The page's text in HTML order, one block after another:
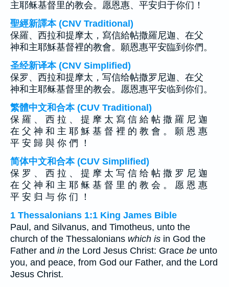
主耶稣基督里的教会。愿恩惠、平安归于你们！
聖經新譯本 (CNV Traditional)
保羅、西拉和提摩太，寫信給帖撒羅尼迦、在父
神和主耶穌基督裡的教會。願恩惠平安臨到你們。
圣经新译本 (CNV Simplified)
保罗、西拉和提摩太，写信给帖撒罗尼迦、在父
神和主耶稣基督里的教会。愿恩惠平安临到你们。
繁體中文和合本 (CUV Traditional)
保 羅 、 西 拉 、 提 摩 太 寫 信 給 帖 撒 羅 尼 迦
在 父 神 和 主 耶 穌 基 督 裡 的 教 會 。 願 恩 惠
平 安 歸 與 你 們 ！
简体中文和合本 (CUV Simplified)
保 罗 、 西 拉 、 提 摩 太 写 信 给 帖 撒 罗 尼 迦
在 父 神 和 主 耶 稣 基 督 里 的 教 会 。 愿 恩 惠
平 安 归 与 你 们 ！
1 Thessalonians 1:1 King James Bible
Paul, and Silvanus, and Timotheus, unto the
church of the Thessalonians which is in God the
Father and in the Lord Jesus Christ: Grace be unto
you, and peace, from God our Father, and the Lord
Jesus Christ.